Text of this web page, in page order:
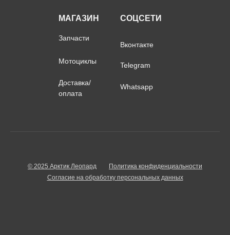
Whatsapp
Telegram
Вконтакте
СОЦСЕТИ
Доставка/
оплата
Мотоциклы
Запчасти
МАГАЗИН
© 2025 Арктик Леопард
Политика конфиденциальности
Согласие на обработку персональных данных